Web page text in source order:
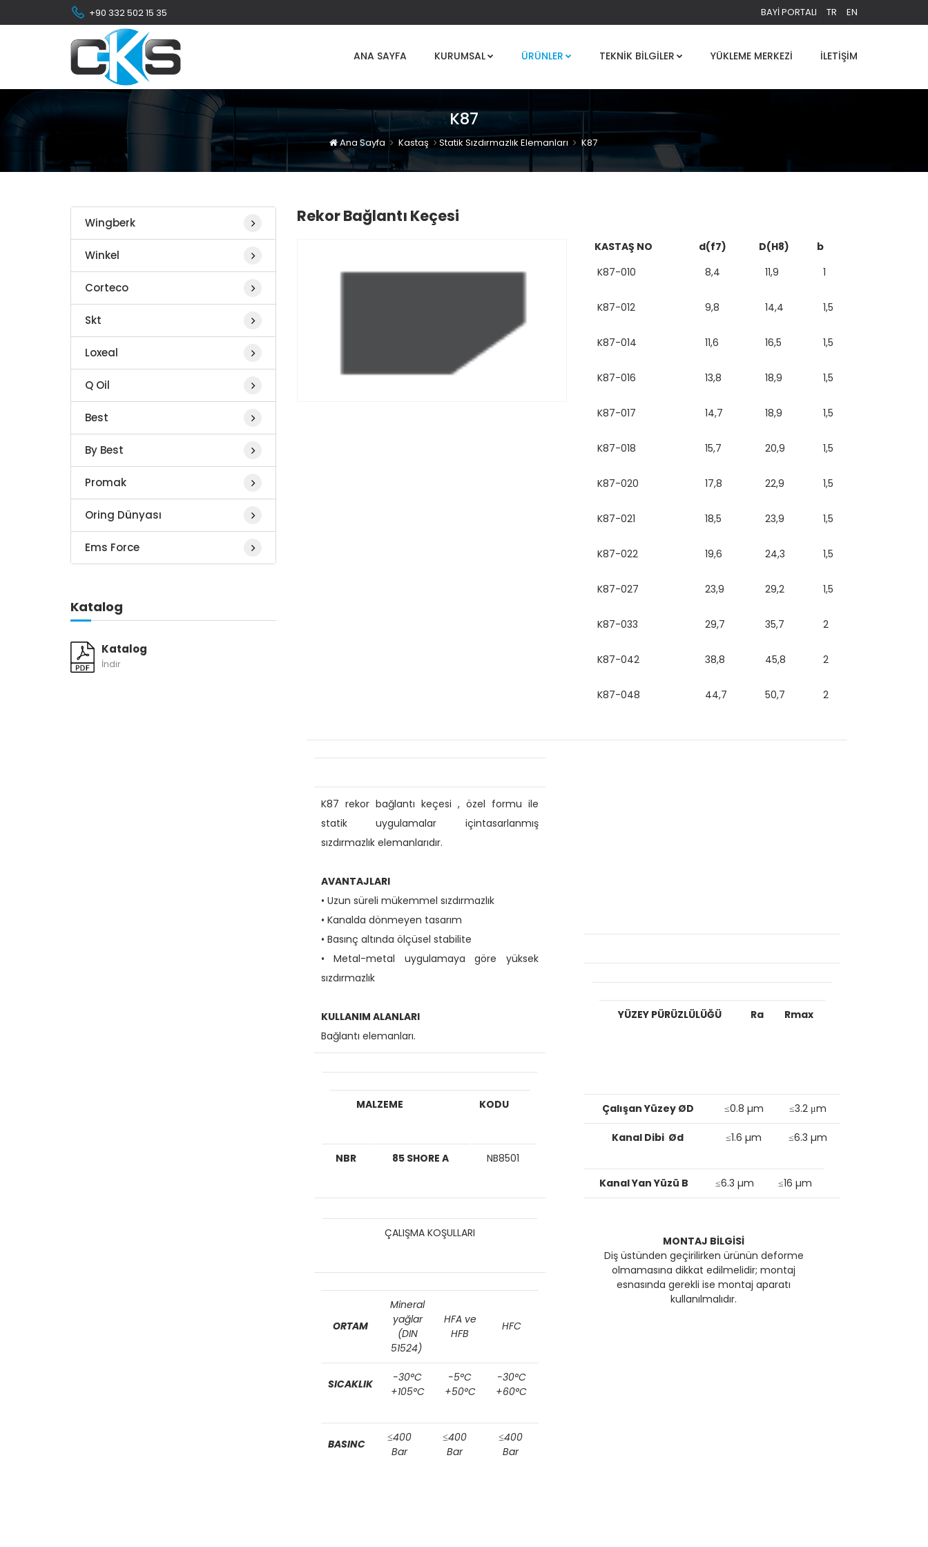
+90 332 502 15 35 BAYI PORTALI TR EN
ANA SAYFA KURUMSAL ÜRÜNLER TEKNIK BILGILER YÜKLEME MERKEZI İLETIŞIM
K87
Ana Sayfa Kastaş Statik Sızdırmazlık Elemanları K87
Rekor Bağlantı Keçesi
KASTAŞ NO d(f7) D(H8)
b
K87-010
8,4 11,9 1
K87-012 9,8 14,4 1,5
K87-014 11,6 16,5 1,5
K87-016 13,8 18,9 1,5
K87-017 14,7 18,9 1,5
K87-018 15,7 20,9 1,5
K87-020 17,8 22,9 1,5
K87-021 18,5 23,9 1,5
K87-022 19,6 24,3 1,5
K87-027 23,9 29,2 1,5
K87-033 29,7 35,7 2
K87-042 38,8 45,8 2
K87-048 44,7 50,7 2
K87 rekor bağlantı keçesi , özel formu ile
statik uygulamalar içintasarlanmış
sızdırmazlık elemanlarıdır.
AVANTAJLARI
• Uzun süreli mükemmel sızdırmazlık
• Kanalda dönmeyen tasarım
• Basınç altında ölçüsel stabilite
• Metal-metal uygulamaya göre yüksek
sızdırmazlık
KULLANIM ALANLARI
Bağlantı elemanları.
MALZEME KODU
NBR 85 SHORE A NB8501
ÇALIŞMA KOŞULLARI
ORTAM
Mineral
yağlar
(DIN
51524)
HFA ve
HFB
HFC
SICAKLIK
-30°C
+105°C
-5°C
+50°C
-30°C
+60°C
BASINC
≤400
Bar
≤400
Bar
≤400
Bar
YÜZEY PÜRÜZLÜLÜĞÜ Ra Rmax
Çalışan Yüzey ØD ≤0.8 µm ≤3.2 μm
Kanal Dibi Ød ≤1.6 µm ≤6.3 µm
Kanal Yan Yüzü B ≤6.3 µm ≤16 µm
MONTAJ BİLGİSİ
Diş üstünden geçirilirken ürünün deforme
olmamasına dikkat edilmelidir; montaj
esnasında gerekli ise montaj aparatı
kullanılmalıdır.
Wingberk
Winkel
Corteco
Skt
Loxeal
Q Oil
Best
By Best
Promak
Oring Dünyası
Ems Force
Katalog
Katalog
İndir